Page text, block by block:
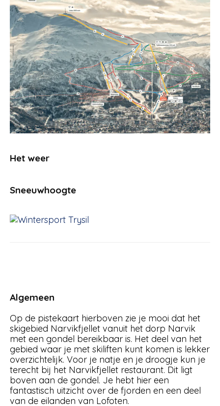
Sneeuwhoogte
Algemeen
Op de pistekaart hierboven zie je mooi dat het
skigebied Narvikfjellet vanuit het dorp Narvik
met een gondel bereikbaar is. Het deel van het
gebied waar je met skiliften kunt komen is lekker
overzichtelijk. Voor je natje en je droogje kun je
terecht bij het Narvikfjellet restaurant. Dit ligt
boven aan de gondel. Je hebt hier een
fantastisch uitzicht over de fjorden en een deel